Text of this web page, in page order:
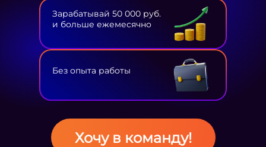
Зарабатывай 50 000 руб.
и больше ежемесячно
Без опыта работы
Хочу в команду!